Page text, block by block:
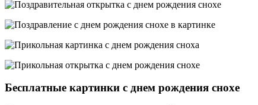
Бесплатные картинки с днем рождения снохе